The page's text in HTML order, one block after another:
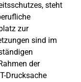
steht
zur
sind im
der
Drucksache